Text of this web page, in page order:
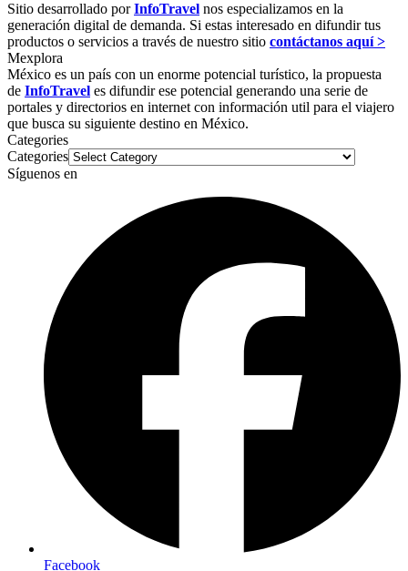
Sitio desarrollado porInfoTravel nos especializamos en la
generación digital de demanda. Si estas interesado en difundir tus
productos o servicios a través de nuestro sitio contáctanos aquí >
Mexplora
México es un país con un enorme potencial turístico, la propuesta
de InfoTravel es difundir ese potencial generando una serie de
portales y directorios en internet con información util para el viajero
que busca su siguiente destino en México.
Categories
Categories
Síguenos en
Facebook